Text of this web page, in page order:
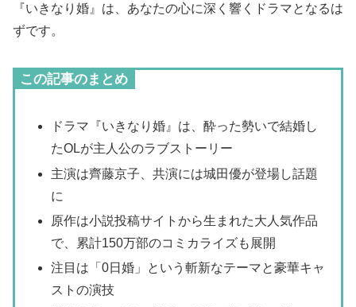
『いきなり婚』は、あなたの心に深く響くドラマとなるは
ずです。
この記事のまとめ
ドラマ『いきなり婚』は、酔った勢いで結婚し
たOLが主人公のラブストーリー
主演は齊藤京子、共演には城田優が登場し話題
に
原作は小説投稿サイトから生まれた大人気作品
で、累計150万部のコミカライズも展開
注目は「0日婚」という斬新なテーマと豪華キャ
ストの演技